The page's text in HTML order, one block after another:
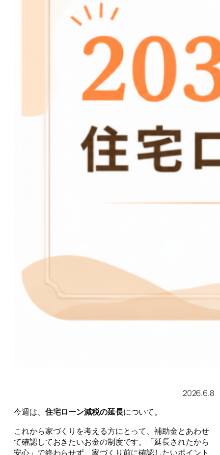
2026.6.8
今週は、 住宅ローン減税の延長について。
これから家づくりを考える方にとって、補助金とあわせ
て確認しておきたいお金の制度です。「延長されたから
安心」で終わらせず、家づくり前に確認したいポイント